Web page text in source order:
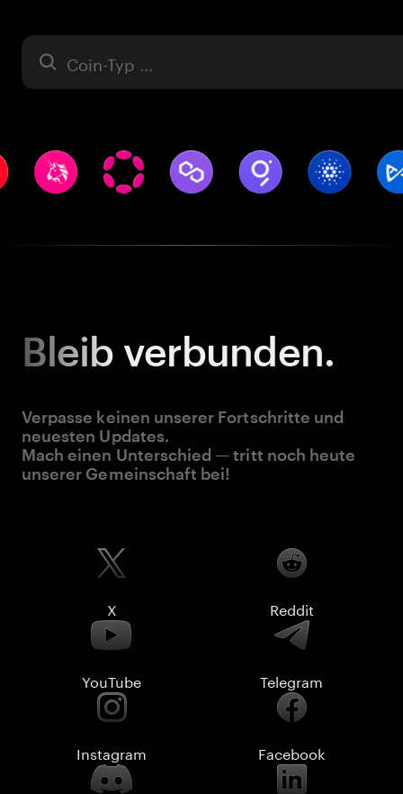
Asset
Bleib verbunden.
Verpasse keinen unserer Fortschritte und
neuesten Updates.
Mach einen Unterschied — tritt noch heute
unserer Gemeinschaft bei!
X Reddit
YouTube Telegram
Instagram Facebook